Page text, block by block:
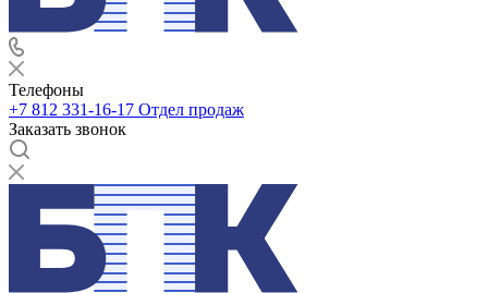
Телефоны
+7 812 331-16-17 Отдел продаж
Заказать звонок